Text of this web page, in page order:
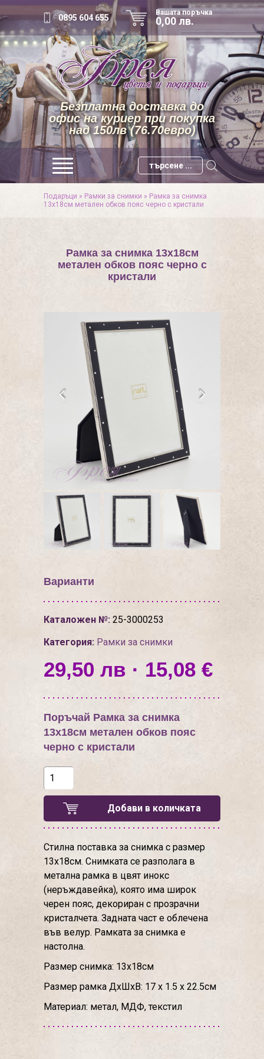
0895 604 655
Вашата поръчка
0,00 лв.
Безплатна доставка до
офис на куриер при покупка
над 150лв (76.70евро)
Подаръци » Рамки за снимки » Рамка за снимка
13х18см метален обков пояс черно с кристали
Рамка за снимка 13х18см
метален обков пояс черно с
кристали
Варианти
Каталожен №: 25-3000253
Категория: Рамки за снимки
29,50 лв · 15,08 €
Поръчай Рамка за снимка
13х18см метален обков пояс
черно с кристали
Добави в количката
Стилна поставка за снимка с размер
13х18см. Снимката се разполага в
метална рамка в цвят инокс
(неръждавейка), която има широк
черен пояс, декориран с прозрачни
кристалчета. Задната част е облечена
във велур. Рамката за снимка е
настолна.
Размер снимка: 13х18см
Размер рамка ДхШхВ: 17 х 1.5 х 22.5см
Материал: метал, МДФ, текстил